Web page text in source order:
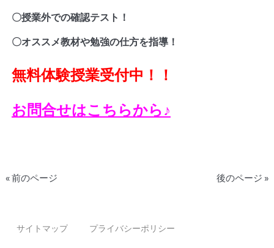
〇授業外での確認テスト！
〇オススメ教材や勉強の仕方を指導！
無料体験授業受付中！！
お問合せはこちらから♪
« 前のページ 後のページ »
サイトマップ プライバシーポリシー